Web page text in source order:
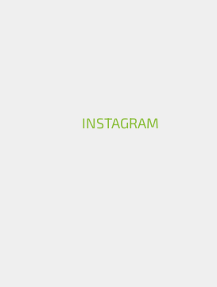
INSTAGRAM